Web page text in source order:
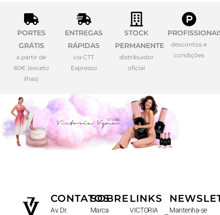
PORTES
GRÁTIS
a partir de
60€ (exceto
ilhas)
ENTREGAS
RÁPIDAS
via CTT
Expresso
STOCK
PERMANENTE
distribuidor
oficial
descontos e
condições
CONTATOS
Av. Dr.
SOBRE
Marca
LINKS
VICTORIA
Mantenha-se